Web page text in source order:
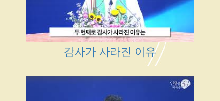
감사가 사라진 이유